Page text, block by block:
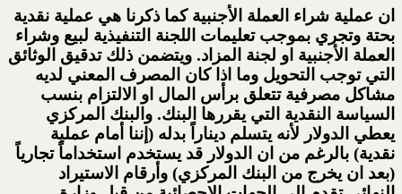
ان عملية شراء العملة الأجنبية كما ذكرنا هي عملية نقدية
بحتة وتجري بموجب تعليمات اللجنة التنفيذية لبيع وشراء
العملة الأجنبية او لجنة المزاد. ويتضمن ذلك تدقيق الوثائق
التي توجب التحويل وما اذا كان المصرف المعني لديه
مشاكل مصرفية تتعلق برأس المال او الالتزام بنسب
السياسة النقدية التي يقررها البنك. والبنك المركزي
يعطي الدولار لأنه يتسلم ديناراً بدله (إننا أمام عملية
نقدية) بالرغم من ان الدولار قد يستخدم استخداماً تجارياً
(بعد ان يخرج من البنك المركزي) وأرقام الاستيراد